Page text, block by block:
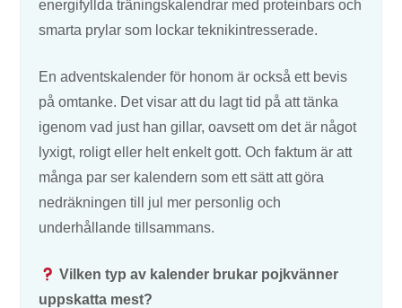
energifyllda träningskalendrar med proteinbars och
smarta prylar som lockar teknikintresserade.
En adventskalender för honom är också ett bevis
på omtanke. Det visar att du lagt tid på att tänka
igenom vad just han gillar, oavsett om det är något
lyxigt, roligt eller helt enkelt gott. Och faktum är att
många par ser kalendern som ett sätt att göra
nedräkningen till jul mer personlig och
underhållande tillsammans.
Vilken typ av kalender brukar pojkvänner
uppskatta mest?